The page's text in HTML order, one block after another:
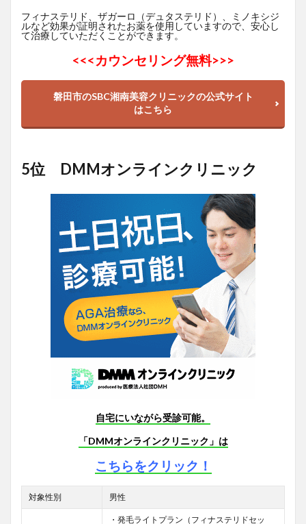
フィナステリド、ザガーロ（デュタステリド）、ミノキシジ
ルなど効果が証明されたお薬を使用していますので、安心し
て治療していただくことができます。
<<<カウンセリング無料>>>
磐田市のSBC湘南美容クリニックの公式サイト
はこちら
5位 DMMオンラインクリニック
自宅にいながら受診可能。
「DMMオンラインクリニック」は
こちらをクリック！
対象性別 男性
・発毛ライトプラン（フィナステリドセッ